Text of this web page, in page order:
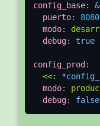
config_base:
puerto:
8080
modo:
debug:
true
config_prod:
<<:
modo:
debug:
false